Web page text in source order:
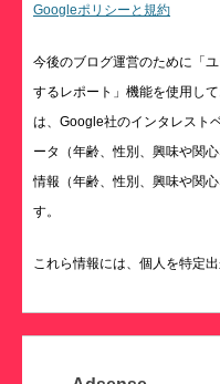
Googleポリシーと規約
今後のブログ運営のために「
するレポート」機能を使用し
は、Google社のインタレスト
ータ（年齢、性別、興味や関
情報（年齢、性別、興味や関
す。
これら情報には、個人を特定